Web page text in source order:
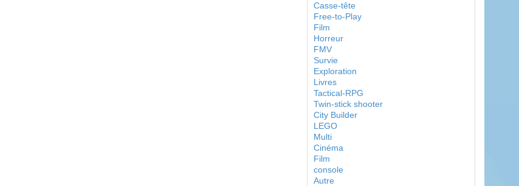
Casse-tête
Free-to-Play
Film
Horreur
FMV
Survie
Exploration
Livres
Tactical-RPG
Twin-stick shooter
City Builder
LEGO
Multi
Cinéma
Film
console
Autre